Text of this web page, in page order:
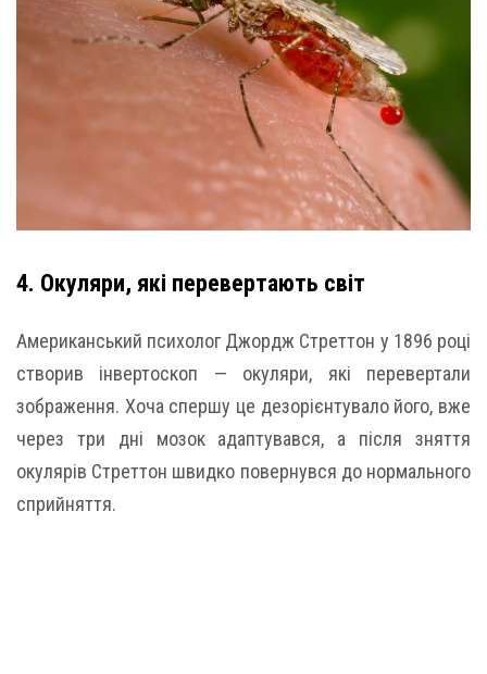
4. Окуляри, які перевертають світ
Американський психолог Джордж Стреттон у 1896 році
створив інвертоскоп — окуляри, які перевертали
зображення. Хоча спершу це дезорієнтувало його, вже
через три дні мозок адаптувався, а після зняття
окулярів Стреттон швидко повернувся до нормального
сприйняття.